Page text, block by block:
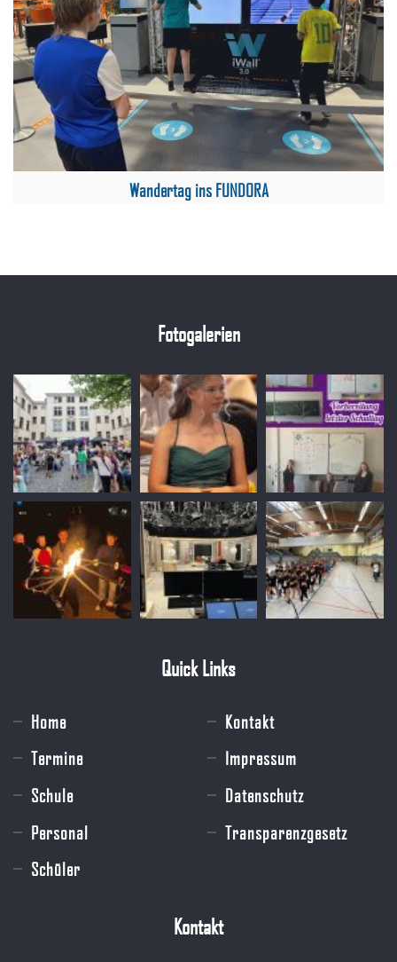
Wandertag ins FUNDORA
Fotogalerien
Quick Links
Home
Termine
Schule
Personal
Schüler
Kontakt
Impressum
Datenschutz
Transparenzgesetz
Kontakt